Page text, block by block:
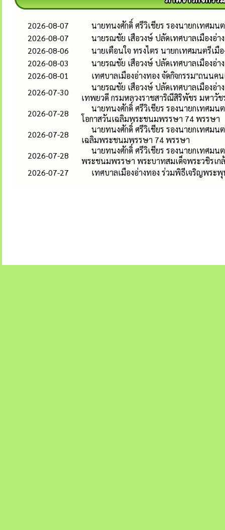
2026-08-07
นายทนงศักดิ์ ศรีวิเชียร รองนายกเทศมน
2026-08-07
นายรณชัย เสือวงษ์ ปลัดเทศบาลเมืองอ่
2026-08-06
นายเตือนใจ ทรงไตร นายกเทศมนตรีเมื
2026-08-03
นายรณชัย เสือวงษ์ ปลัดเทศบาลเมืองอ่า
2026-08-01
เทศบาลเมืองอ่างทอง จัดกิจกรรม"ถนนค
2026-07-30
นายรณชัย เสือวงษ์ ปลัดเทศบาลเมืองอ่
เทพยวดี กรมหลวงราชสาริณีสิริพัชร มหาวัช
2026-07-28
นายทนงศักดิ์ ศรีวิเชียร รองนายกเทศม
โอกาสวันเฉลิมพระชนมพรรษา 74 พรรษา
2026-07-28
นายทนงศักดิ์ ศรีวิเชียร รองนายกเทศมน
เฉลิมพระชนมพรรษา 74 พรรษา
2026-07-28
นายทนงศักดิ์ ศรีวิเชียร รองนายกเทศม
พระชนมพรรษา พระบาทสมเด็จพระวชิรเก
2026-07-27
เทศบาลเมืองอ่างทอง ร่วมพิธีเจริญพระ